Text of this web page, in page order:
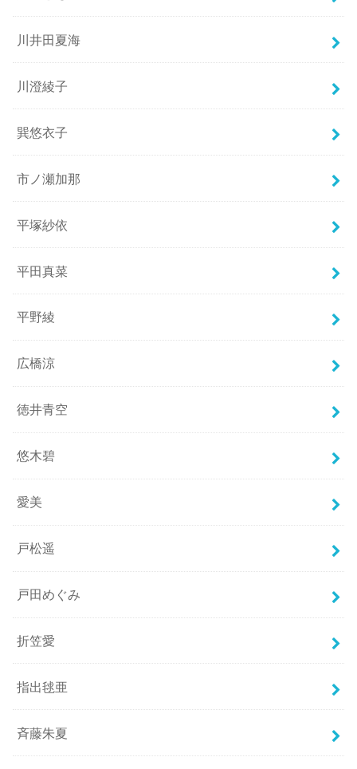
川井田夏海
川澄綾子
巽悠衣子
市ノ瀬加那
平塚紗依
平田真菜
平野綾
広橋涼
徳井青空
悠木碧
愛美
戸松遥
戸田めぐみ
折笠愛
指出毬亜
斉藤朱夏